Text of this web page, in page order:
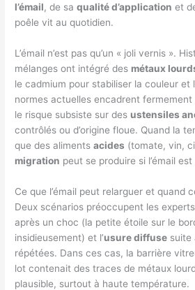
l’émail, de saqualité d’application et
poêle vit au quotidien.
L’émail n’est pas qu’un « joli vernis ».
mélanges ont intégré des métaux
le cadmium pour stabiliser la couleur et
normes actuelles encadrent
le risque subsiste sur des ustensiles
contrôlés ou d’origine floue. Quand la
que des alimentsacides (tomate, vin,
migration peut se produire si l’émail
Ce que l’émail peut relarguer et quand
Deux scénarios préoccupent les experts
après un choc (la petite étoile sur le
insidieusement) et l’usure diffuse suite
répétées. Dans ces cas, la barrière
lot contenait des traces de métaux
plausible, surtout à haute température.